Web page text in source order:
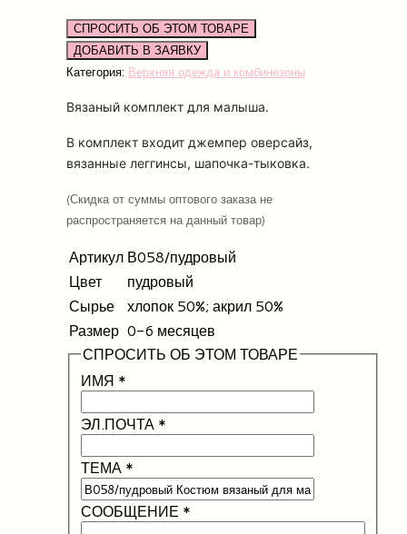
СПРОСИТЬ ОБ ЭТОМ ТОВАРЕ
Категория: Верхняя одежда и комбинезоны
Вязаный комплект для малыша.
В комплект входит джемпер оверсайз,
вязанные леггинсы, шапочка-тыковка.
(Скидка от суммы оптового заказа не
распространяется на данный товар)
Артикул В058/пудровый
Цвет
пудровый
Сырье
хлопок 50%; акрил 50%
Размер 0-6 месяцев
СПРОСИТЬ ОБ ЭТОМ ТОВАРЕ
ИМЯ *
ЭЛ.ПОЧТА*
ТЕМА*
СООБЩЕНИЕ *